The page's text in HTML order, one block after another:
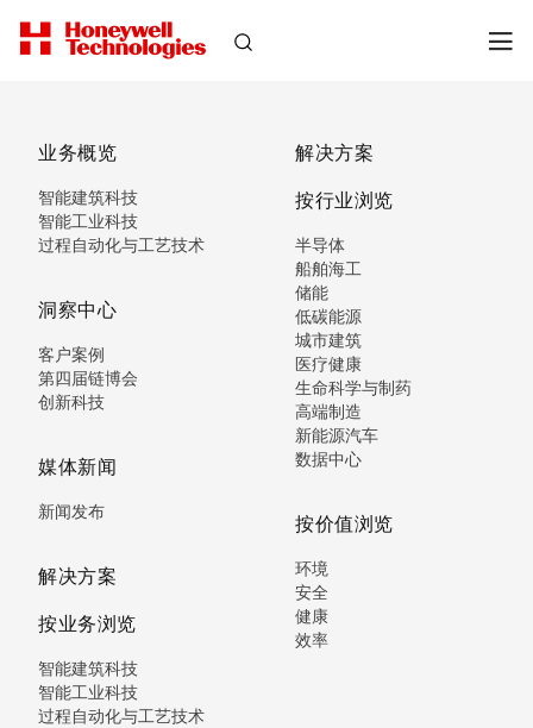
业务概览
智能建筑科技
智能工业科技
过程自动化与工艺技术
洞察中心
客户案例
第四届链博会
创新科技
媒体新闻
新闻发布
解决方案
按业务浏览
智能建筑科技
智能工业科技
过程自动化与工艺技术
解决方案
按行业浏览
半导体
船舶海工
储能
低碳能源
城市建筑
医疗健康
生命科学与制药
高端制造
新能源汽车
数据中心
按价值浏览
环境
安全
健康
效率